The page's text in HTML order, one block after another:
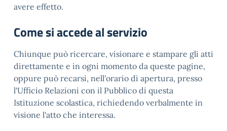
avere effetto.
Come si accede al servizio
Chiunque può ricercare, visionare e stampare gli atti
direttamente e in ogni momento da queste pagine,
oppure può recarsi, nell'orario di apertura, presso
l'Ufficio Relazioni con il Pubblico di questa
Istituzione scolastica, richiedendo verbalmente in
visione l'atto che interessa.